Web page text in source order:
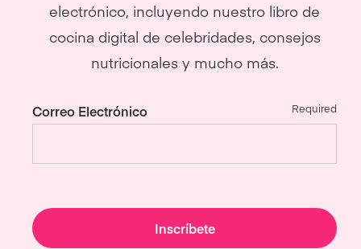
electrónico, incluyendo nuestro libro de
cocina digital de celebridades, consejos
nutricionales y mucho más.
Correo Electrónico Required
Inscríbete